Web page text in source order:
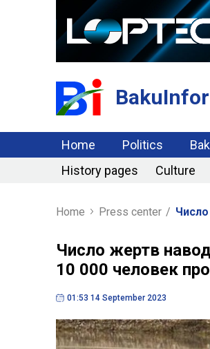
Home Politics
History pages
Culture
Home Press center /
Число жертв
10 000 человек
01:53 14 September 2023